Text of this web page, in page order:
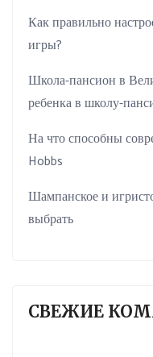
Как правильно
игры?
Школа-пансион в
ребенка в школу-
На что способны
Hobbs
Шампанское и
выбрать
СВЕЖИЕ